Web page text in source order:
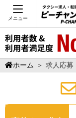
メニュー
ホーム ＞ 求人応募